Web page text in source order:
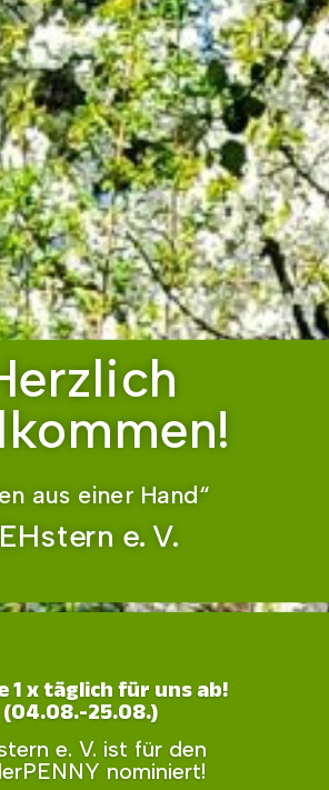
aus einer Hand“
e. V.
1 x täglich für uns ab!
(04.08.-25.08.)
e. V. ist für den
nominiert!